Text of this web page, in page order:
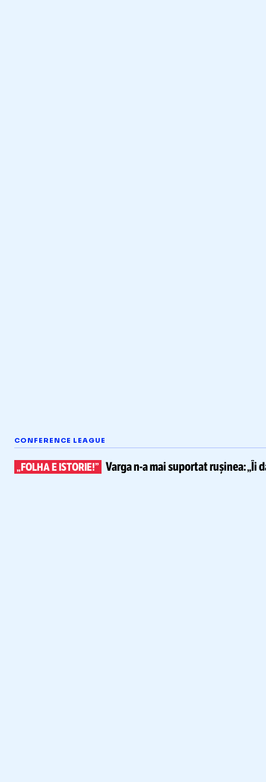
CONFERENCE LEAGUE
„FOLHA E ISTORIE!” Vargan-amai suportat rușinea:„Îi